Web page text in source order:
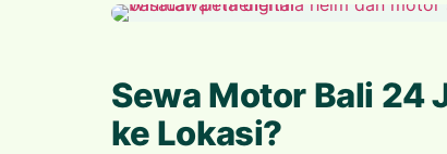
Sewa Motor Bali 24
ke Lokasi?